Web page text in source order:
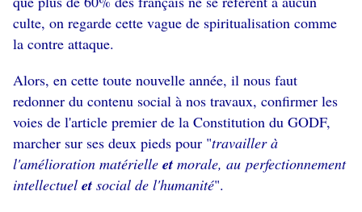
culte, on regarde cette vague de spiritualisation comme
la contre attaque.
Alors, en cette toute nouvelle année, il nous faut
redonner du contenu social à nos travaux, confirmer les
voies de l'article premier de la Constitution du GODF,
marcher sur ses deux pieds pour "travailler à
l'amélioration matérielle et morale, au perfectionnement
intellectuel et social de l'humanité".